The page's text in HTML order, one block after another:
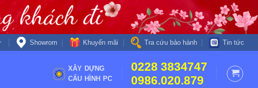
Showrom Khuyến mãi Tra cứu bảo hành Tin tức
XÂY DỰNG
CẤU HÌNH PC
0228 3834747
0986.020.879